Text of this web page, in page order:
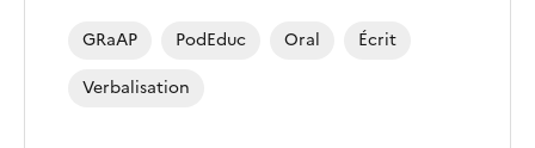
GRaAP PodEduc Oral
Écrit
Verbalisation